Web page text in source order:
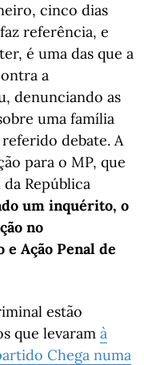
cinco dias
referência, e
é uma das que a
a
denunciando as
uma família
debate. A
para o MP, que
República
um inquérito, o
no
Ação Penal de
estão
que levaram à
Chega numa